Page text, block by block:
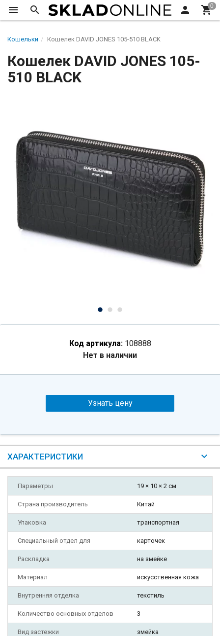
Кошельки Кошелек DAVID JONES 105-510 BLACK
Кошелек DAVID JONES 105-
510 BLACK
Код артикула: 108888
Нет в наличии
Узнать цену
ХАРАКТЕРИСТИКИ
Параметры 19 × 10 × 2 см
Страна производитель Китай
Упаковка транспортная
Специальный отдел для карточек
Раскладка на змейке
Материал искусственная кожа
Внутренняя отделка текстиль
Количество основных отделов 3
Вид застежки змейка